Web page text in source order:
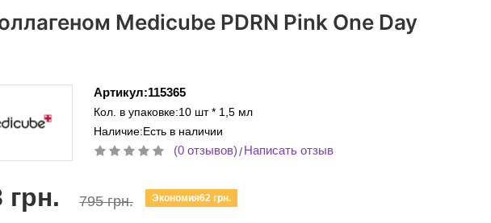
Medicube PDRN Pink One Day
Артикул:115365
Кол. в упаковке:10 шт * 1,5 мл
Наличие:Есть в наличии
(0 отзывов)/Написать отзыв
грн. 795 грн. Экономия62 грн.